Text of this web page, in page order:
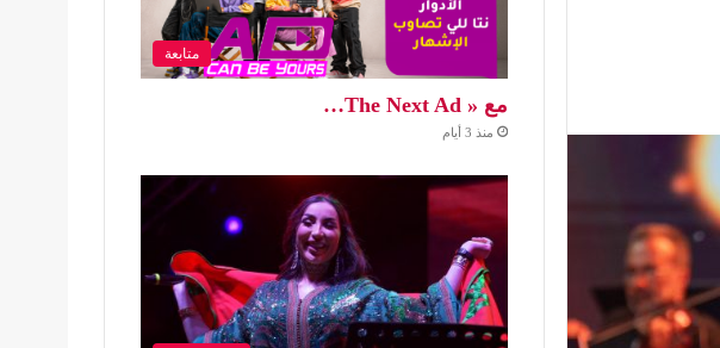
متابعة
مع « The Next Ad…
منذ 3 أيام